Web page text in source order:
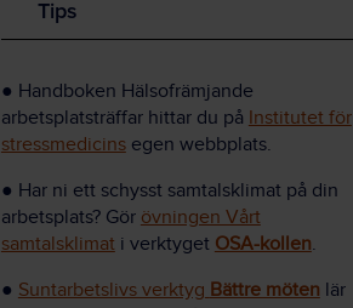
Tips
● Handboken Hälsofrämjande
arbetsplatsträffar hittar du på Institutet för
stressmedicinsegen webbplats.
● Har ni ett schysst samtalsklimat på din
arbetsplats? Gör övningen Vårt
samtalsklimat i verktyget OSA-kollen.
● Suntarbetslivs verktyg Bättre möten lär